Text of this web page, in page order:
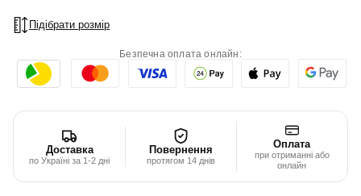
Підібрати розмір
Безпечна оплата онлайн:
Доставка
по Україні за 1-2 дні
Повернення
протягом 14 днів
Оплата
при отриманні або
онлайн